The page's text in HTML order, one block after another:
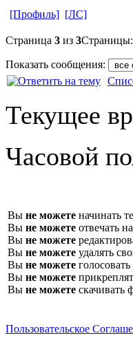
[Профиль] [ЛС]
Страница 3 из 3
Показать сообщения:
Текущее
Часовой
Вы не можете начинать
Вы не можете отвечать
Вы не можете
Вы не можете удалять
Вы не можете
Вы не можете
Вы не можете скачивать
Пользовательское